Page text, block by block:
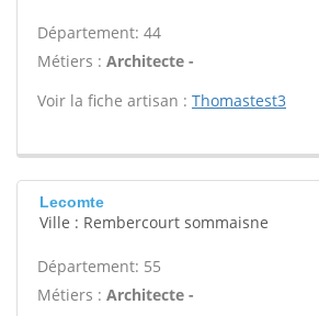
Département: 44
Métiers : Architecte -
Voir la fiche artisan : Thomastest3
Lecomte
Ville : Rembercourt sommaisne
Département: 55
Métiers : Architecte -